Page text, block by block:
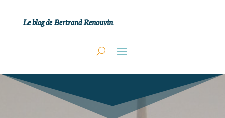
Le blog de Bertrand Renouvin